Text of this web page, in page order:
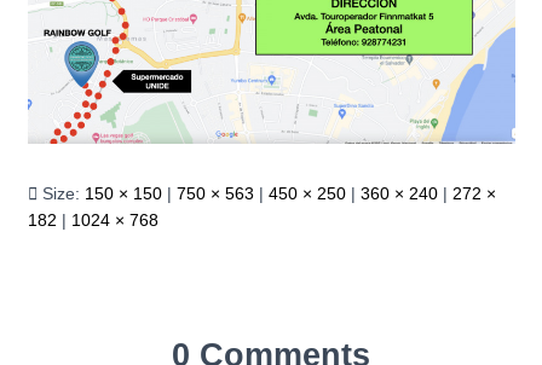
Size: 150 × 150 | 750 × 563 | 450 × 250 | 360 × 240 | 272 ×
182 | 1024 × 768
0 Comments